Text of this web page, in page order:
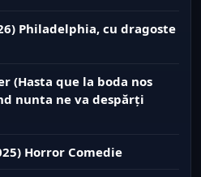
Philadelphia, cu dragoste
(Hasta que la boda nos
nunta ne va despărți
Horror Comedie